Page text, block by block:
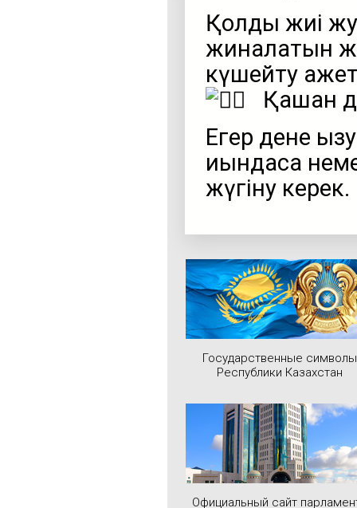
Қолды жиі
жиналатын
күшейту
Қашан
Егер дене
қиындаса
жүгіну керек.
Государственные символы
Республики Казахстан
Официальный сайт